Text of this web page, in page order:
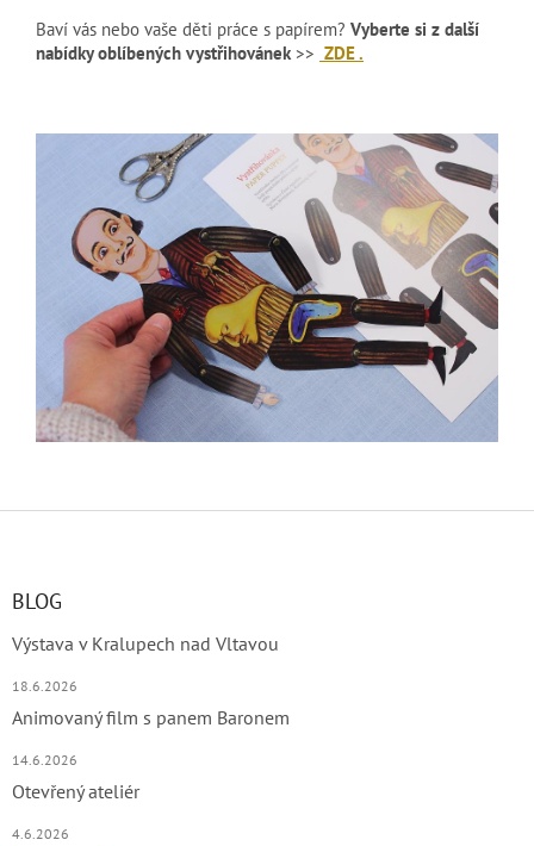
Baví vás nebo vaše děti práce s papírem? Vyberte si z další
nabídky oblíbených vystřihovánek >> ZDE .
Z
BLOG
Výstava v Kralupech nad Vltavou
18.6.2026
Animovaný film s panem Baronem
14.6.2026
Otevřený ateliér
4.6.2026